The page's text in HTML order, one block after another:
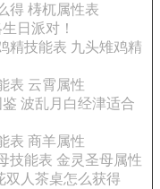
得 梼杌属性表
日派对！
精技能表 九头雉鸡精
表 云霄属性
波乱月白经津适合
表 商羊属性
技能表 金灵圣母属性
双人茶桌怎么获得